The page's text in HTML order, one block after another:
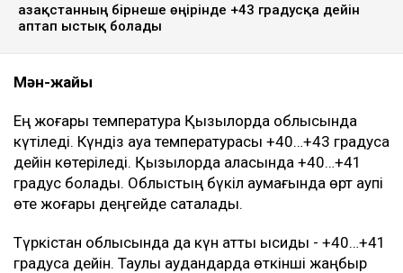
Қазақстанның бірнеше өңірінде +43 градусқа дейін
аптап ыстық болады
Мән-жайы
Ең жоғары температура Қызылорда облысында
күтіледі. Күндіз ауа температурасы +40…+43 градусқа
дейін көтеріледі. Қызылорда қаласында +40…+41
градус болады. Облыстың бүкіл аумағында өрт қаупі
өте жоғары деңгейде сақталады.
Түркістан облысында да күн қатты ысиды - +40…+41
градусқа дейін. Таулы аудандарда өткінші жаңбыр